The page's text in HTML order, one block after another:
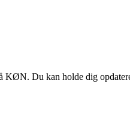
Du kan holde dig